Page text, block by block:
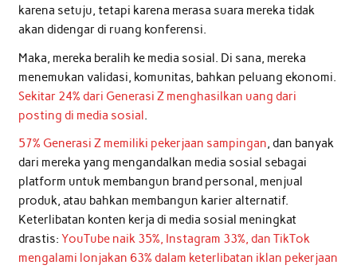
karena setuju, tetapi karena merasa suara mereka tidak
akan didengar di ruang konferensi.
Maka, mereka beralih ke media sosial. Di sana, mereka
menemukan validasi, komunitas, bahkan peluang ekonomi.
Sekitar 24% dari Generasi Z menghasilkan uang dari
posting di media sosial.
57% Generasi Z memiliki pekerjaan sampingan, dan banyak
dari mereka yang mengandalkan media sosial sebagai
platform untuk membangun brand personal, menjual
produk, atau bahkan membangun karier alternatif.
Keterlibatan konten kerja di media sosial meningkat
drastis: YouTube naik 35%, Instagram 33%, dan TikTok
mengalami lonjakan 63% dalam keterlibatan iklan pekerjaan